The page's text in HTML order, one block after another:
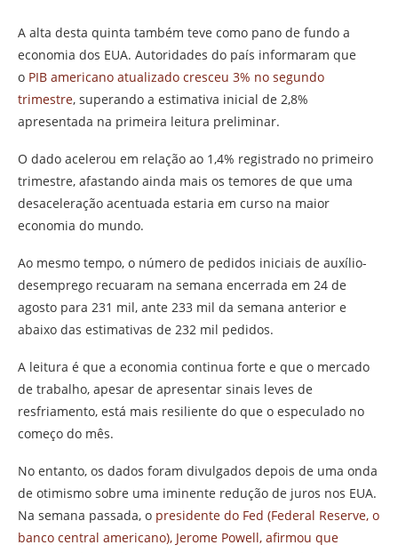
A alta desta quinta também teve como pano de fundo a
economia dos EUA. Autoridades do país informaram que
o PIB americano atualizado cresceu 3% no segundo
trimestre, superando a estimativa inicial de 2,8%
apresentada na primeira leitura preliminar.
O dado acelerou em relação ao 1,4% registrado no primeiro
trimestre, afastando ainda mais os temores de que uma
desaceleração acentuada estaria em curso na maior
economia do mundo.
Ao mesmo tempo, o número de pedidos iniciais de auxílio-
desemprego recuaram na semana encerrada em 24 de
agosto para 231 mil, ante 233 mil da semana anterior e
abaixo das estimativas de 232 mil pedidos.
A leitura é que a economia continua forte e que o mercado
de trabalho, apesar de apresentar sinais leves de
resfriamento, está mais resiliente do que o especulado no
começo do mês.
No entanto, os dados foram divulgados depois de uma onda
de otimismo sobre uma iminente redução de juros nos EUA.
Na semana passada, o presidente do Fed (Federal Reserve, o
banco central americano), Jerome Powell, afirmou que